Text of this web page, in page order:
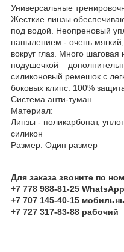
Универсальные
Жесткие линзы
под водой. Неопреновый
напылением - очень
вокруг глаз. Много
подушечкой –
силиконовый ремешок с
боковых клипс. 100%
Система анти-туман.
Материал:
Линзы - поликарбонат,
силикон
Размер: Один размер
Для заказа звоните по
+7 778 988-81-25 WhatsApp
+7 707 145-40-15
+7 727 317-83-88 рабочий